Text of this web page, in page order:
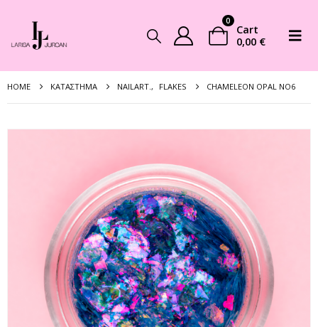
0
Cart
0,00 €
HOME ΚΑΤΆΣΤΗΜΑ NAILART., FLAKES CHAMELEON OPAL NO6